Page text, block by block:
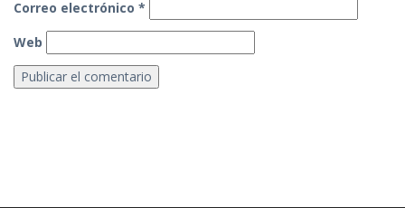
Correo electrónico *
Web